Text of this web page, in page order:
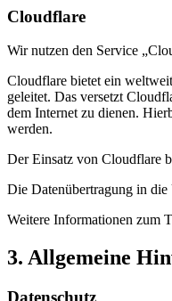
Cloudflare
Wir nutzen den Service
Cloudflare bietet ein
geleitet. Das versetzt
dem Internet zu dienen.
werden.
Der Einsatz von Cloudflare
Die Datenübertragung in
Weitere Informationen zum
3. Allgemeine
Datenschutz